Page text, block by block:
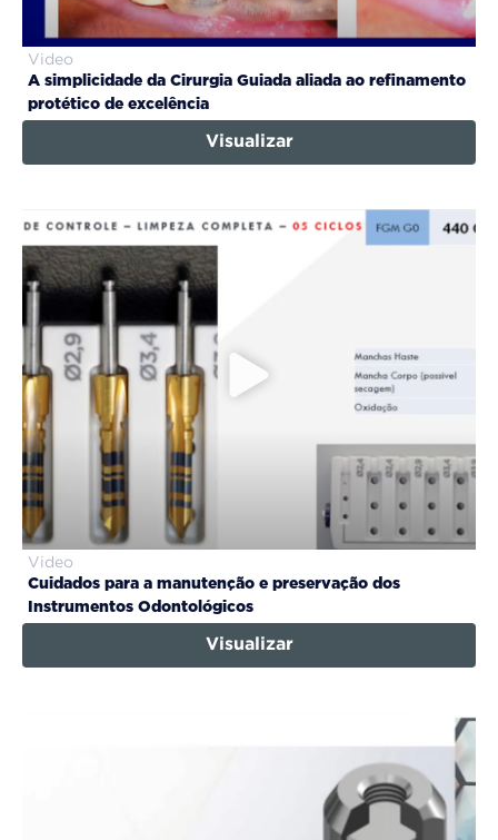
Video
A simplicidade da Cirurgia Guiada aliada ao refinamento
protético de excelência
Visualizar
Video
Cuidados para a manutenção e preservação dos
Instrumentos Odontológicos
Visualizar